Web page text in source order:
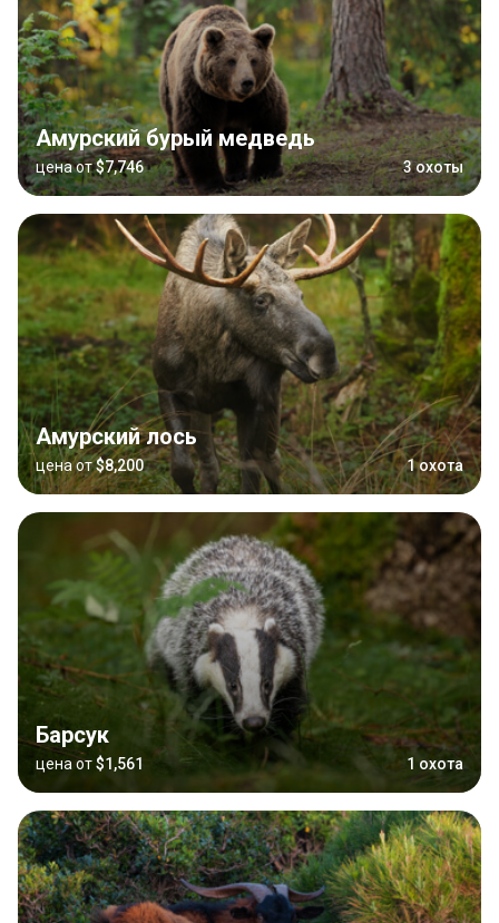
Амурский бурый медведь
цена от$7,746 3 охоты
Амурский лось
цена от$8,200 1 охота
Барсук
цена от$1,561 1 охота